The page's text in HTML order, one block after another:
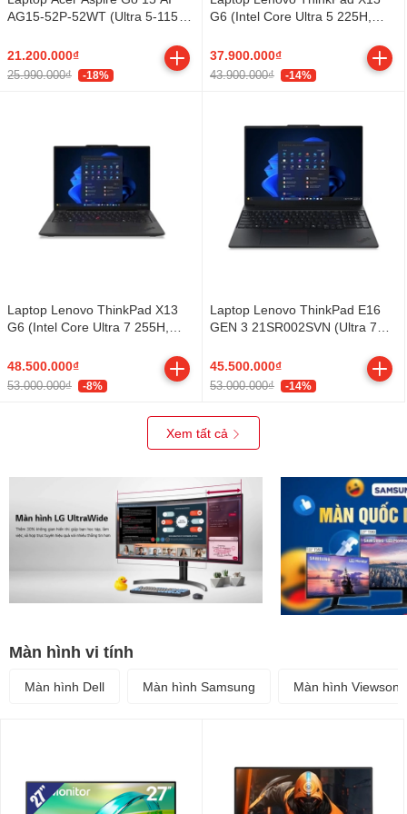
AG15-52P-52WT (Ultra 5-115U/
Home SL)
21.200.000₫
25.990.000₫ -18%
G6 (Intel Core Ultra 5 225H,
2280, 13.3 inch WUXGA,
Fingerprint Reader, WF + BT,
4Cell 54.7Wh, No OS, 5MP RGB
37.900.000₫
43.900.000₫ -14%
Laptop Lenovo ThinkPad X13
G6 (Intel Core Ultra 7 255H,
2280, 13.3 inch WUXGA,
Fingerprint Reader, WF BE201
48.500.000₫
53.000.000₫ -8%
Laptop Lenovo ThinkPad E16
GEN 3 21SR002SVN (Ultra 7
inch WUXGA/ Win11/ Black/ Vỏ
nhôm/ 2Y)
45.500.000₫
53.000.000₫ -14%
Xem tất cả
Màn hình vi tính
Màn hình Dell Màn hình Samsung Màn hình